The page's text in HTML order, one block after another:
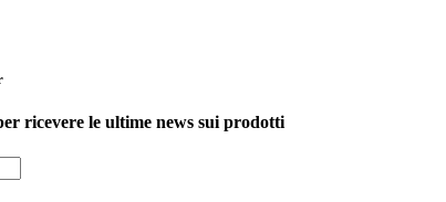
ricevere le ultime news sui prodotti